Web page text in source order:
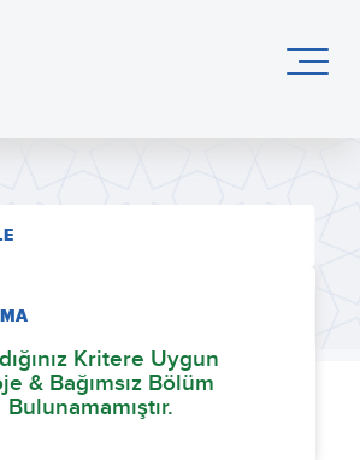
Kritere Uygun
& Bağımsız Bölüm
Bulunamamıştır.